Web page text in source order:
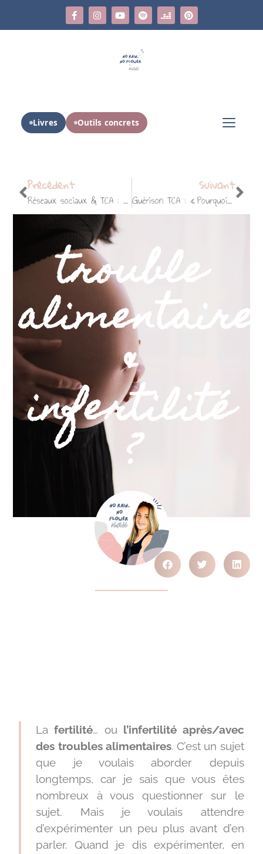
Livres Outils concrets
Précédent
Réseaux sociaux & TCA : aide ou préjudice ?
Suivant
Guérison TCA : « Pourquoi rien ne fonctionne pour moi ? »
trouble
alimentaire
&
infertilité
?
Lafertilité… ou l’infertilité après/avec
des troubles alimentaires. C’est un sujet
que je voulais aborder depuis
longtemps, car je sais que vous êtes
nombreux à vous questionner sur le
sujet. Mais je voulais attendre
d’expérimenter un peu plus avant d’en
parler. Quand je dis expérimenter, en